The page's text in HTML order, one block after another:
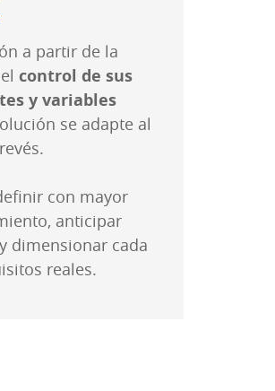
a partir de la
control de sus
y variables
se adapte al
con mayor
anticipar
dimensionar cada
reales.